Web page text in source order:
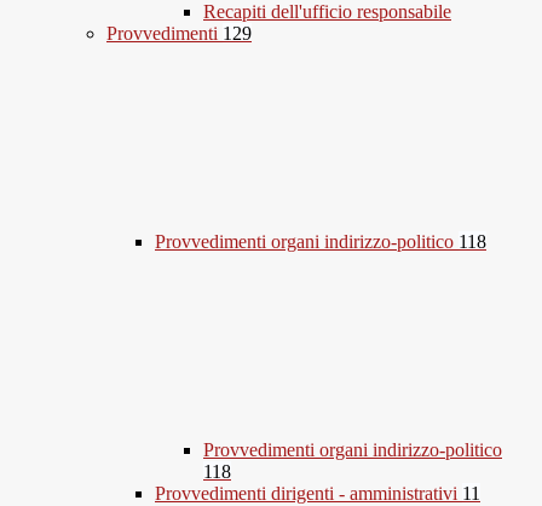
Recapiti dell'ufficio responsabile
Provvedimenti 129
Provvedimenti organi indirizzo-politico 118
Provvedimenti organi indirizzo-politico
118
Provvedimenti dirigenti - amministrativi 11